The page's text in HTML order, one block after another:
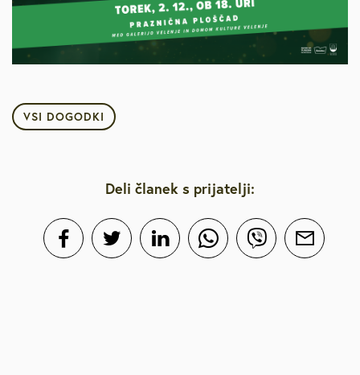
VSI DOGODKI
Deli članek s prijatelji: